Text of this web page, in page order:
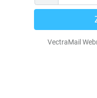
VectraMail